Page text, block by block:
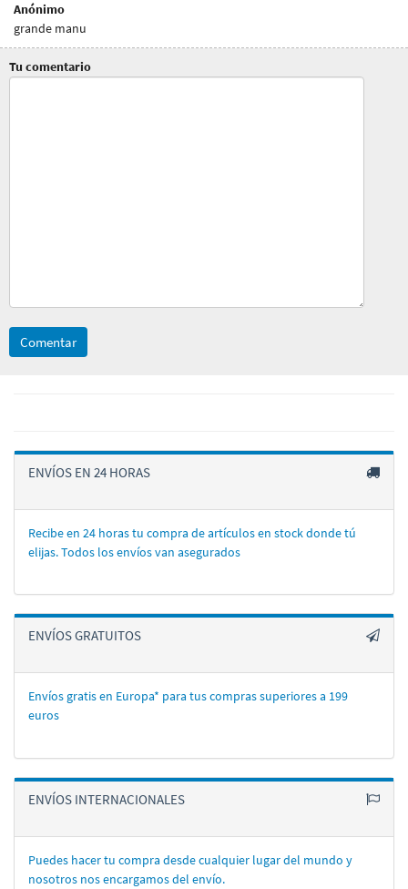
Anónimo
grande manu
Tu comentario
Comentar
ENVÍOS EN 24 HORAS
Recibe en 24 horas tu compra de artí­culos en stock donde tú
elijas. Todos los enví­os van asegurados
ENVÍOS GRATUITOS
Envíos gratis en Europa* para tus compras superiores a 199
euros
ENVÍOS INTERNACIONALES
Puedes hacer tu compra desde cualquier lugar del mundo y
nosotros nos encargamos del enví­o.